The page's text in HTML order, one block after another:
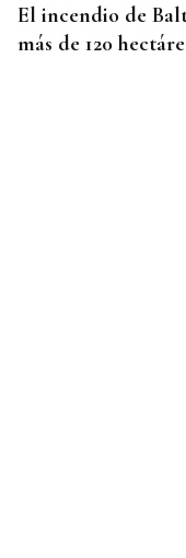
El incendio de
más de 120